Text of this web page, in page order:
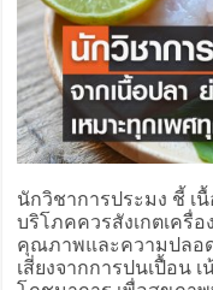
นักวิชาการประมง ชี้ เ
บริโภคควรสังเกตเครื่
คุณภาพและความปลอ
เสี่ยงจากการปนเปื้อน